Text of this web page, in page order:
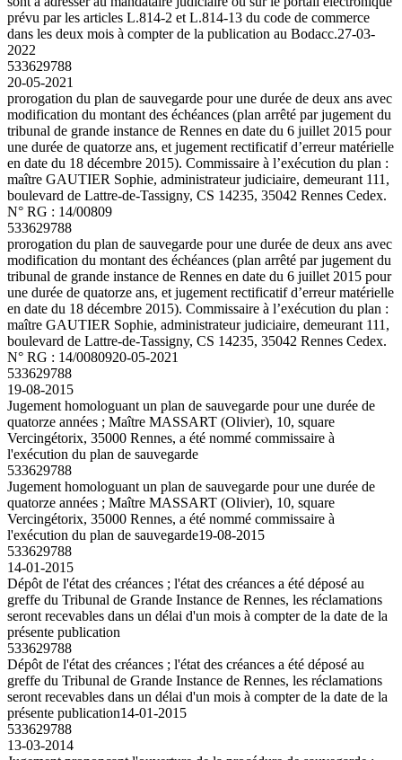
prévu par les articles L.814-2 et L.814-13 du code de commerce
dans les deux mois à compter de la publication au Bodacc.27-03-
2022
533629788
20-05-2021
prorogation du plan de sauvegarde pour une durée de deux ans avec
modification du montant des échéances (plan arrêté par jugement du
tribunal de grande instance de Rennes en date du 6 juillet 2015 pour
une durée de quatorze ans, et jugement rectificatif d’erreur matérielle
en date du 18 décembre 2015). Commissaire à l’exécution du plan :
maître GAUTIER Sophie, administrateur judiciaire, demeurant 111,
boulevard de Lattre-de-Tassigny, CS 14235, 35042 Rennes Cedex.
N° RG : 14/00809
533629788
prorogation du plan de sauvegarde pour une durée de deux ans avec
modification du montant des échéances (plan arrêté par jugement du
tribunal de grande instance de Rennes en date du 6 juillet 2015 pour
une durée de quatorze ans, et jugement rectificatif d’erreur matérielle
en date du 18 décembre 2015). Commissaire à l’exécution du plan :
maître GAUTIER Sophie, administrateur judiciaire, demeurant 111,
boulevard de Lattre-de-Tassigny, CS 14235, 35042 Rennes Cedex.
N° RG : 14/0080920-05-2021
533629788
19-08-2015
Jugement homologuant un plan de sauvegarde pour une durée de
quatorze années ; Maître MASSART (Olivier), 10, square
Vercingétorix, 35000 Rennes, a été nommé commissaire à
l'exécution du plan de sauvegarde
533629788
Jugement homologuant un plan de sauvegarde pour une durée de
quatorze années ; Maître MASSART (Olivier), 10, square
Vercingétorix, 35000 Rennes, a été nommé commissaire à
l'exécution du plan de sauvegarde19-08-2015
533629788
14-01-2015
Dépôt de l'état des créances ; l'état des créances a été déposé au
greffe du Tribunal de Grande Instance de Rennes, les réclamations
seront recevables dans un délai d'un mois à compter de la date de la
présente publication
533629788
Dépôt de l'état des créances ; l'état des créances a été déposé au
greffe du Tribunal de Grande Instance de Rennes, les réclamations
seront recevables dans un délai d'un mois à compter de la date de la
présente publication14-01-2015
533629788
13-03-2014